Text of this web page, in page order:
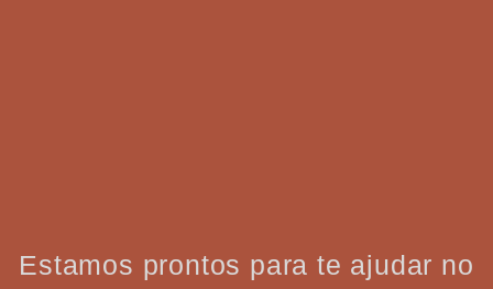
Estamos prontos para te ajudar no